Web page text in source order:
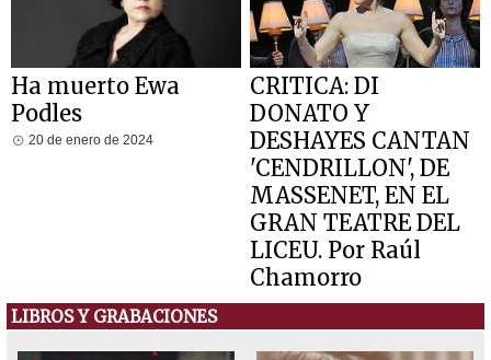
Ha muerto Ewa
Podles
20 de enero de 2024
CRITICA: DI
DONATO Y
DESHAYES CANTAN
'CENDRILLON', DE
MASSENET, EN EL
GRAN TEATRE DEL
LICEU. Por Raúl
Chamorro
28 de diciembre de 2013
LIBROS Y GRABACIONES